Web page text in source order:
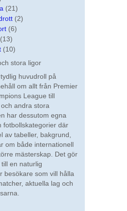
(21)
(2)
(6)
(13)
(10)
stora ligor
huvudroll på
om allt från Premier
League till
och andra stora
har dessutom egna
fotbollskategorier där
av tabeller, bakgrund,
om både internationell
mästerskap. Det gör
en naturlig
besökare som vill hålla
aktuella lag och